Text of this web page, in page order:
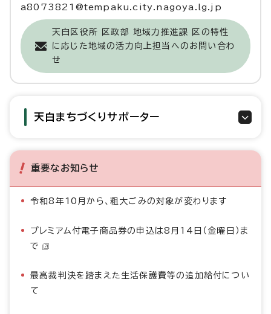
a8073821@tempaku.city.nagoya.lg.jp
天白区役所 区政部 地域力推進課 区の特性
に応じた地域の活力向上担当へのお問い合わ
せ
天白まちづくりサポーター
重要なお知らせ
令和8年10月から、粗大ごみの対象が変わります
プレミアム付電子商品券の申込は8月14日（金曜日）ま
で
最高裁判決を踏まえた生活保護費等の追加給付につい
て